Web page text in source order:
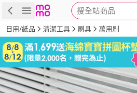
搜全站商品
商品 評價 詳情
日用/紙品 清潔工具 刷具 萬用刷